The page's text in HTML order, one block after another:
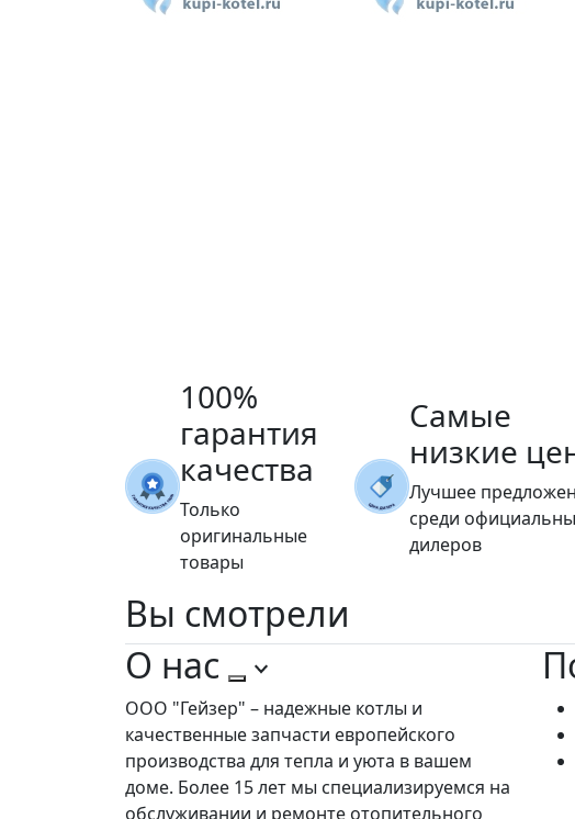
100%
гарантия
качества
Только
оригинальные
товары
Самые
низкие
Лучшее
среди
дилеров
Вы смотрели
О нас
ООО "Гейзер" – надежные котлы и
качественные запчасти европейского
производства для тепла и уюта в вашем
доме. Более 15 лет мы специализируемся на
обслуживании и ремонте отопительного